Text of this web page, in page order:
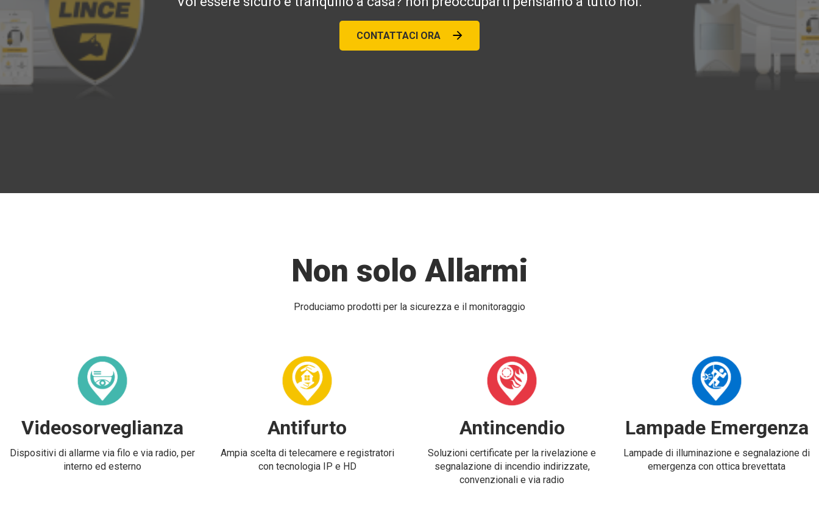
CONTATTACI ORA
Non solo Allarmi
Produciamo prodotti per la sicurezza e il monitoraggio
Videosorveglianza
Dispositivi di allarme via filo e via radio, per
interno ed esterno
Antifurto
Ampia scelta di telecamere e registratori
con tecnologia IP e HD
Antincendio
Soluzioni certificate per la rivelazione e
segnalazione di incendio indirizzate,
convenzionali e via radio
Lampade Emergenza
Lampade di illuminazione e segnalazione di
emergenza con ottica brevettata